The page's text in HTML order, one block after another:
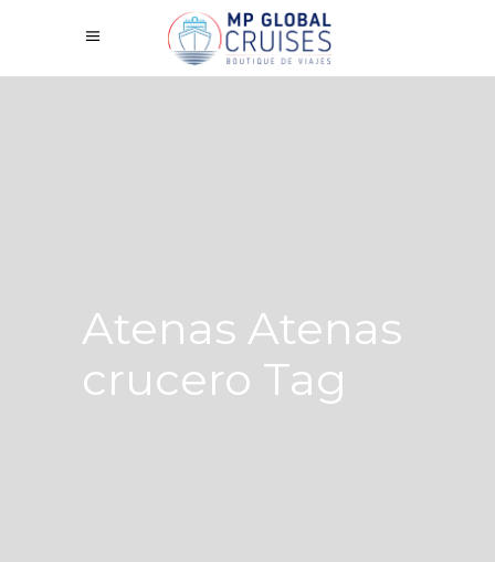
Atenas Atenas
crucero Tag